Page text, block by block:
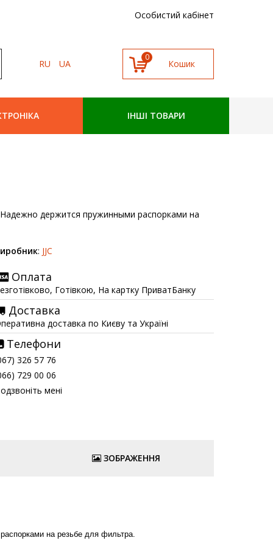
Особистий кабінет
RU UA
0
ІНШІ ТОВАРИ
держится пружинными распорками на
: JJC
Оплата
Готівкою, На картку ПриватБанку
Доставка
доставка по Києву та Україні
Телефони
326 57 76
729 00 06
мені
ЗОБРАЖЕННЯ
на резьбе для фильтра.